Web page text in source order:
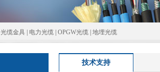
光缆金具 电力光缆 OPGW光缆 地埋光缆
技术支持